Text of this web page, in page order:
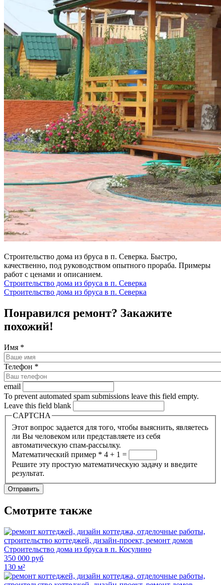
Строительство дома из бруса в п. Северка. Быстро,
качественно, под руководством опытного прораба. Примеры
работ с ценами и описанием.
Строительство дома из бруса в п. Северка
Строительство дома из бруса в п. Северка
Понравился ремонт? Закажите
похожий!
Имя *
Телефон *
email
To prevent automated spam submissions leave this field empty.
Leave this field blank
CAPTCHA
Этот вопрос задается для того, чтобы выяснить, являетесь
ли Вы человеком или представляете из себя
автоматическую спам-рассылку.
Математический пример * 4 + 1 =
Решите эту простую математическую задачу и введите
результат.
Смотрите также
Строительство дома из бруса в п. Косулино
350 000 руб
130 м²